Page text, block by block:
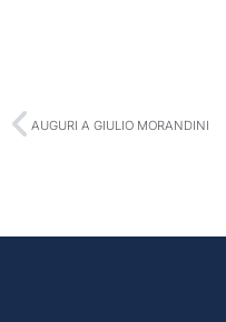
AUGURI A GIULIO MORANDINI